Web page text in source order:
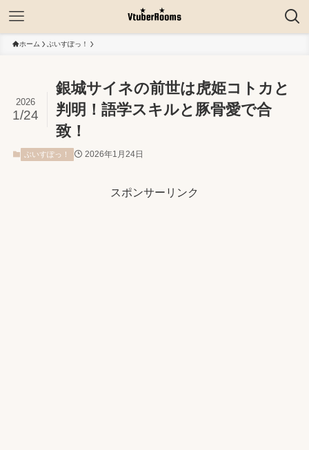
ホーム ぶいすぽっ！
銀城サイネの前世は虎姫コトカと
判明！語学スキルと豚骨愛で合
致！
2026
1/24
ぶいすぽっ！ 2026年1月24日
スポンサーリンク